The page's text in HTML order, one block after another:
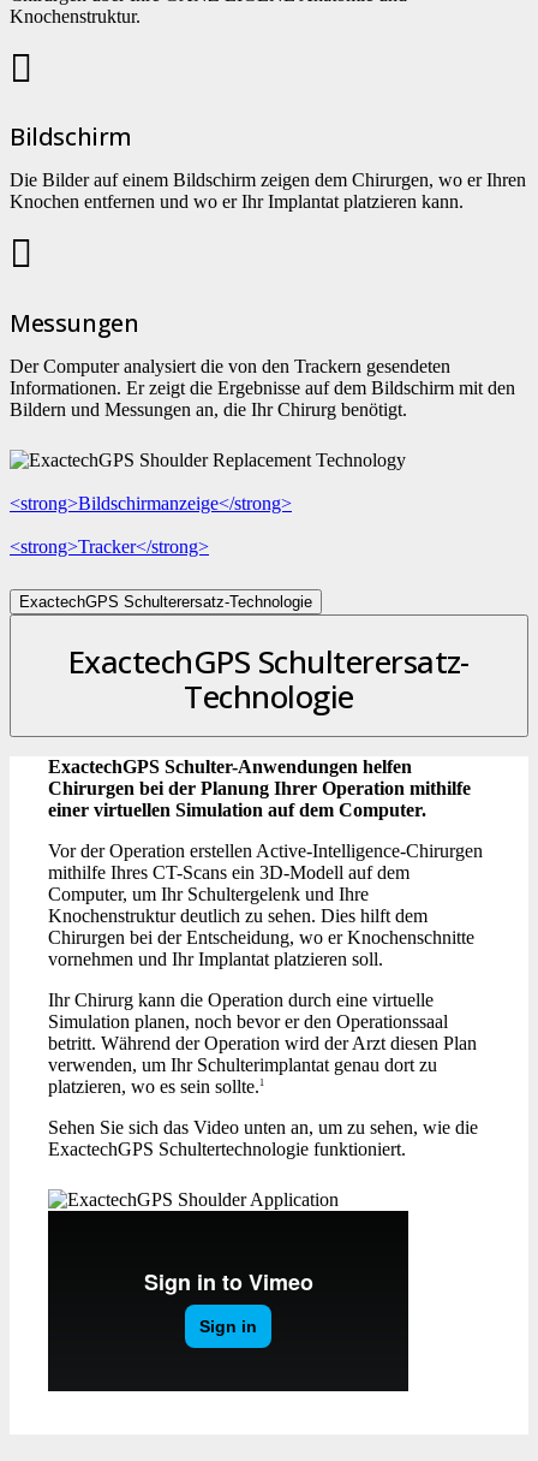
Knochenstruktur.
Bildschirm
Die Bilder auf einem Bildschirm zeigen dem Chirurgen, wo er Ihren
Knochen entfernen und wo er Ihr Implantat platzieren kann.
Messungen
Der Computer analysiert die von den Trackern gesendeten
Informationen. Er zeigt die Ergebnisse auf dem Bildschirm mit den
Bildern und Messungen an, die Ihr Chirurg benötigt.
<strong>Bildschirmanzeige</strong>
<strong>Tracker</strong>
ExactechGPS Schulterersatz-Technologie
ExactechGPS Schulterersatz-
Technologie
ExactechGPS Schulter-Anwendungen helfen
Chirurgen bei der Planung Ihrer Operation mithilfe
einer virtuellen Simulation auf dem Computer.
Vor der Operation erstellen Active-Intelligence-Chirurgen
mithilfe Ihres CT-Scans ein 3D-Modell auf dem
Computer, um Ihr Schultergelenk und Ihre
Knochenstruktur deutlich zu sehen. Dies hilft dem
Chirurgen bei der Entscheidung, wo er Knochenschnitte
vornehmen und Ihr Implantat platzieren soll.
Ihr Chirurg kann die Operation durch eine virtuelle
Simulation planen, noch bevor er den Operationssaal
betritt. Während der Operation wird der Arzt diesen Plan
verwenden, um Ihr Schulterimplantat genau dort zu
platzieren, wo es sein sollte. 1
Sehen Sie sich das Video unten an, um zu sehen, wie die
ExactechGPS Schultertechnologie funktioniert.